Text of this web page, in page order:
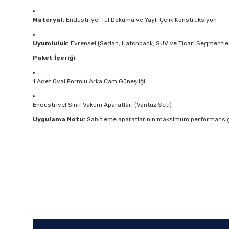
Materyal: Endüstriyel Tül Dokuma ve Yaylı Çelik Konstrüksiyon
Uyumluluk: Evrensel (Sedan, Hatchback, SUV ve Ticari
Paket İçeriği
1 Adet Oval Formlu Arka Cam Güneşliği
Endüstriyel Sınıf Vakum Aparatları (Vantuz Seti)
Uygulama Notu: Sabitleme aparatlarının maksimum performans